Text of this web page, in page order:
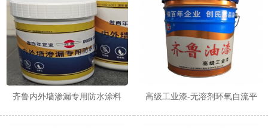
齐鲁内外墙渗漏专用防水涂料 高级工业漆-无溶剂环氧自流平